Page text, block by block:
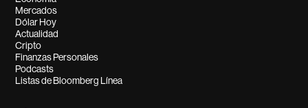
Mercados
Dólar Hoy
Actualidad
Cripto
Finanzas Personales
Podcasts
Listas de Bloomberg Línea